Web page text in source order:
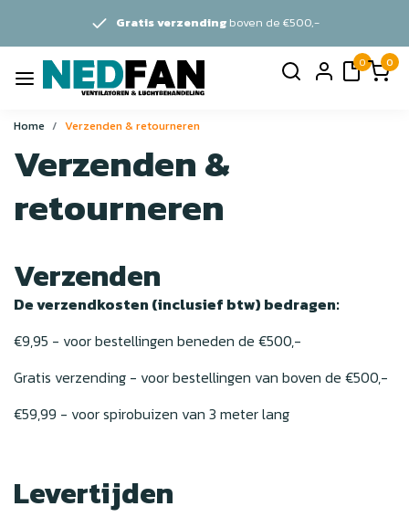
Gratis verzendingboven de €500,-
0 0
Home Verzenden & retourneren
Verzenden &
retourneren
Verzenden
De verzendkosten (inclusief btw) bedragen:
€9,95 - voor bestellingen beneden de €500,-
Gratis verzending - voor bestellingen van boven de €500,-
€59,99 - voor spirobuizen van 3 meter lang
Levertijden